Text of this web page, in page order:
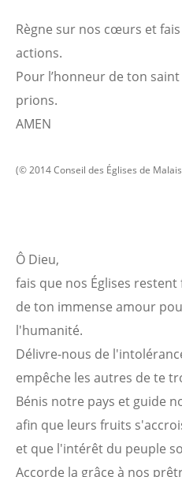
Règne sur nos cœurs et
actions.
Pour l’honneur de ton
prions.
AMEN
(© 2014 Conseil des Églises de
Ô Dieu,
fais que nos Églises
de ton immense amour
l'humanité.
Délivre-nous de
empêche les autres de te
Bénis notre pays et guide
afin que leurs fruits
et que l'intérêt du peuple
Accorde la grâce à nos